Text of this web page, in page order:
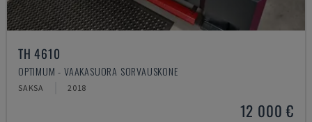
TH 4610
OPTIMUM - VAAKASUORA SORVAUSKONE
SAKSA 2018
12 000 €